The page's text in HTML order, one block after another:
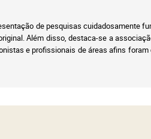
de pesquisas cuidadosamente
Além disso, destaca-se a
e profissionais de áreas afins